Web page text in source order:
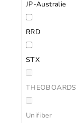
JP-Australie
RRD
STX
THEOBOARDS
Unifiber